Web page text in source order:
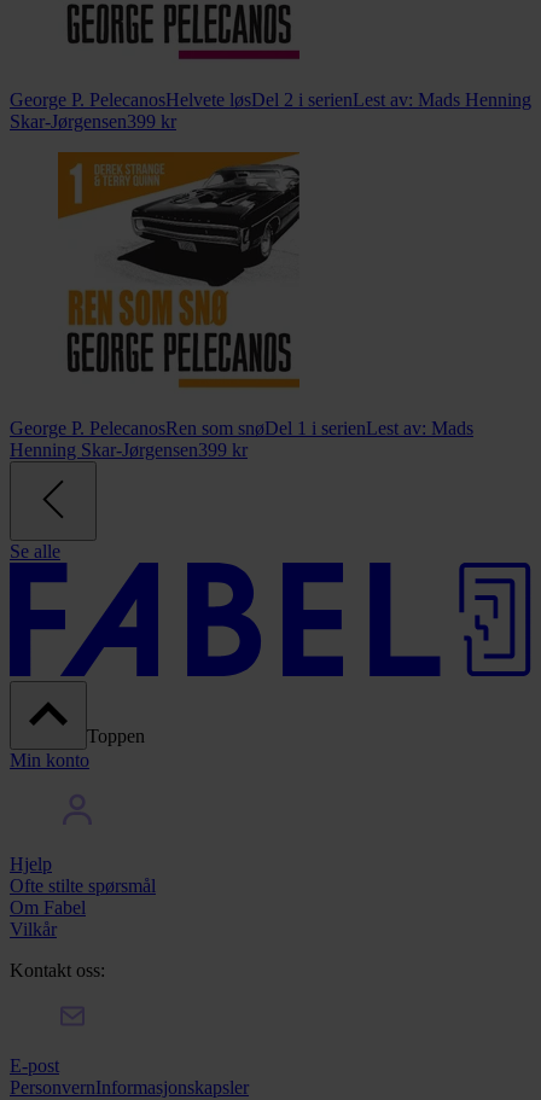
George P. PelecanosHelvete løsDel 2 i serienLest av: Mads Henning
Skar-Jørgensen399 kr
George P. PelecanosRen som snøDel 1 i serienLest av: Mads
Henning Skar-Jørgensen399 kr
Se alle
Toppen
Min konto
Hjelp
Ofte stilte spørsmål
Om Fabel
Vilkår
Kontakt oss:
E-post
PersonvernInformasjonskapsler